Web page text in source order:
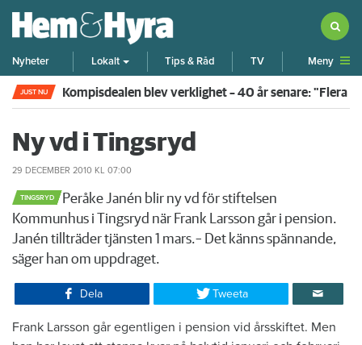
Nyheter Lokalt Tips & Råd TV Meny
JUST NU Kompisdealen blev verklighet – 40 år senare: "Flera
Ny vd i Tingsryd
29 DECEMBER 2010 KL 07:00
TINGSRYD
​Peråke Janén blir ny vd för stiftelsen
Kommunhus i Tingsryd när Frank Larsson går i pension.
Janén tillträder tjänsten 1 mars.– Det känns spännande,
säger han om uppdraget.
Dela Tweeta
​Frank Larsson går egentligen i pension vid årsskiftet. Men